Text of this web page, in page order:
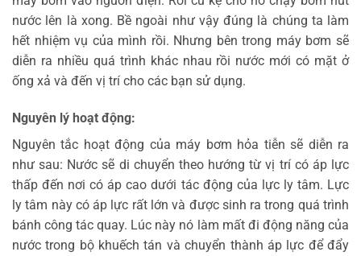
nước lên là xong. Bề ngoài như vậy đúng là chúng ta làm
hết nhiệm vụ của mình rồi. Nhưng bên trong máy bơm sẽ
diễn ra nhiều quá trình khác nhau rồi nước mới có mặt ở
ống xả và đến vị trí cho các bạn sử dụng.
Nguyên lý hoạt động:
Nguyên tắc hoạt động của máy bơm hỏa tiễn sẽ diễn ra
như sau: Nước sẽ di chuyển theo hướng từ vị trí có áp lực
thấp đến nơi có áp cao dưới tác động của lực ly tâm. Lực
ly tâm này có áp lực rất lớn và được sinh ra trong quá trình
bánh công tác quay. Lúc này nó làm mất đi động năng của
nước trong bộ khuếch tán và chuyển thành áp lực để đẩy